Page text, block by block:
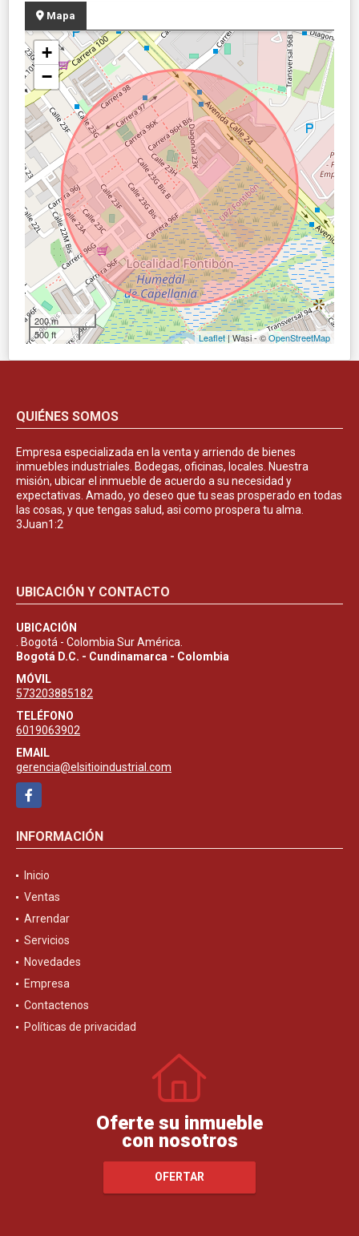
Mapa
+
−
200 m
500 ft
Leaflet| Wasi - ©OpenStreetMap
QUIÉNES SOMOS
Empresa especializada en la venta y arriendo de bienes
inmuebles industriales. Bodegas, oficinas, locales. Nuestra
misión, ubicar el inmueble de acuerdo a su necesidad y
expectativas. Amado, yo deseo que tu seas prosperado en todas
las cosas, y que tengas salud, asi como prospera tu alma.
3Juan1:2
UBICACIÓN Y CONTACTO
UBICACIÓN
. Bogotá - Colombia Sur América.
Bogotá D.C. - Cundinamarca - Colombia
MÓVIL
573203885182
TELÉFONO
6019063902
EMAIL
gerencia@elsitioindustrial.com
Facebook
INFORMACIÓN
Inicio
Ventas
Arrendar
Servicios
Novedades
Empresa
Contactenos
Políticas de privacidad
Oferte su inmueble
con nosotros
OFERTAR